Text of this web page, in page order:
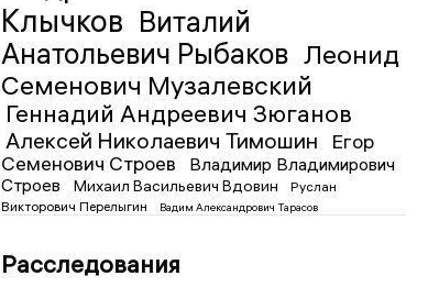
Клычков Виталий
Анатольевич Рыбаков Леонид
Семенович Музалевский
Геннадий Андреевич Зюганов
Алексей Николаевич Тимошин
Егор
Семенович Строев
Владимир Владимирович
Строев
Михаил Васильевич Вдовин
Руслан
Викторович Перелыгин
Вадим Александрович Тарасов
Расследования